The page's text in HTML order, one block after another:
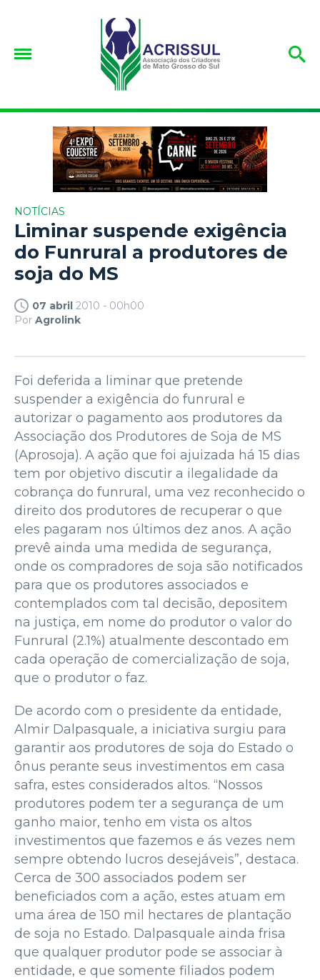
NOTÍCIAS
Liminar suspende exigência
do Funrural a produtores de
soja do MS
07 abril 2010 - 00h00
Por Agrolink
Foi deferida a liminar que pretende
suspender a exigência do funrural e
autorizar o pagamento aos produtores da
Associação dos Produtores de Soja de MS
(Aprosoja). A ação que foi ajuizada há 15 dias
tem por objetivo discutir a ilegalidade da
cobrança do funrural, uma vez reconhecido o
direito dos produtores de recuperar o que
eles pagaram nos últimos dez anos. A ação
prevê ainda uma medida de segurança,
onde os compradores de soja são notificados
para que os produtores associados e
contemplados com tal decisão, depositem
na justiça, em nome do produtor o valor do
Funrural (2.1%) atualmente descontado em
cada operação de comercialização de soja,
que o produtor o faz.
De acordo com o presidente da entidade,
Almir Dalpasquale, a iniciativa surgiu para
garantir aos produtores de soja do Estado o
ônus perante seus investimentos em casa
safra, estes considerados altos. “Nossos
produtores podem ter a segurança de um
ganho maior, tenho em vista os altos
investimentos que fazemos e ás vezes nem
sempre obtendo lucros desejáveis”, destaca.
Cerca de 300 associados podem ser
beneficiados com a ação, estes atuam em
uma área de 150 mil hectares de plantação
de soja no Estado. Dalpasquale ainda frisa
que qualquer produtor pode se associar à
entidade, e que somente filiados podem